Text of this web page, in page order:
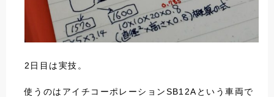
2日目は実技。
使うのはアイチコーポレーションSB12Aという車両で